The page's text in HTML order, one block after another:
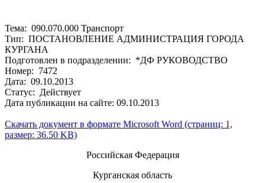
Тема: 090.070.000 Транспорт
Тип: ПОСТАНОВЛЕНИЕ АДМИНИСТРАЦИЯ ГОРОДА
КУРГАНА
Подготовлен в подразделении: *ДФ РУКОВОДСТВО
Номер: 7472
Дата: 09.10.2013
Статус: Действует
Дата публикации на сайте: 09.10.2013
Скачать документ в формате Microsoft Word (страниц: 1,
размер: 36.50 KB)
Российская Федерация
Курганская область